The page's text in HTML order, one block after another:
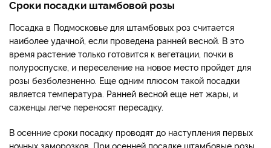
Сроки посадки штамбовой розы
Посадка в Подмосковье для штамбовых роз считается
наиболее удачной, если проведена ранней весной. В это
время растение только готовится к вегетации, почки в
полуроспуске, и переселение на новое место пройдет для
розы безболезненно. Еще одним плюсом такой посадки
является температура. Ранней весной еще нет жары, и
саженцы легче переносят пересадку.
В осенние сроки посадку проводят до наступления первых
ночных заморозков. При осенней посадке штамбовые розы